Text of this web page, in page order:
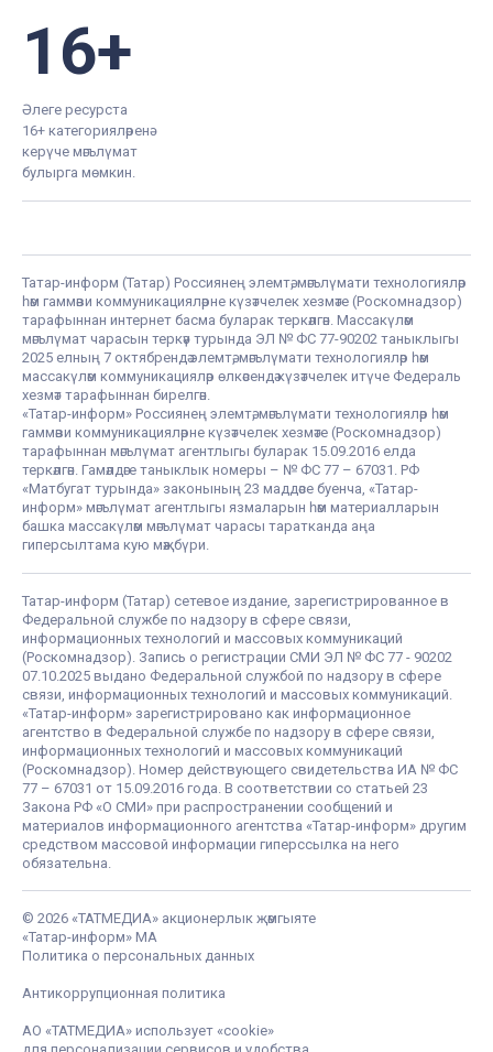
16+
Әлеге ресурста
16+ категорияләренә
керүче мәгълүмат
булырга мөмкин.
Татар-информ (Татар) Россиянең элемтә, мәгълүмати технологияләр
һәм гаммәви коммуникацияләрне күзәтчелек хезмәте (Роскомнадзор)
тарафыннан интернет басма буларак теркәлгән. Массакүләм
мәгълүмат чарасын теркәү турында ЭЛ № ФС 77-90202 таныклыгы
2025 елның 7 октябрендә элемтә, мәгълүмати технологияләр һәм
массакүләм коммуникацияләр өлкәсендә күзәтчелек итүче Федераль
хезмәт тарафыннан бирелгән.
«Татар-информ» Россиянең элемтә, мәгълүмати технологияләр һәм
гаммәви коммуникацияләрне күзәтчелек хезмәте (Роскомнадзор)
тарафыннан мәгълүмат агентлыгы буларак 15.09.2016 елда
теркәлгән. Гамәлдәге таныклык номеры – № ФС 77 – 67031. РФ
«Матбугат турында» законының 23 маддәсе буенча, «Татар-
информ» мәгълүмат агентлыгы язмаларын һәм материалларын
башка массакүләм мәгълүмат чарасы таратканда аңа
гиперсылтама кую мәҗбүри.
Татар-информ (Татар) сетевое издание, зарегистрированное в
Федеральной службе по надзору в сфере связи,
информационных технологий и массовых коммуникаций
(Роскомнадзор). Запись о регистрации СМИ ЭЛ № ФС 77 - 90202
07.10.2025 выдано Федеральной службой по надзору в сфере
связи, информационных технологий и массовых коммуникаций.
«Татар-информ» зарегистрировано как информационное
агентство в Федеральной службе по надзору в сфере связи,
информационных технологий и массовых коммуникаций
(Роскомнадзор). Номер действующего свидетельства ИА № ФС
77 – 67031 от 15.09.2016 года. В соответствии со статьей 23
Закона РФ «О СМИ» при распространении сообщений и
материалов информационного агентства «Татар-информ» другим
средством массовой информации гиперссылка на него
обязательна.
© 2026 «ТАТМЕДИА» акционерлык җәмгыяте
«Татар-информ» МА
Политика о персональных данных
Антикоррупционная политика
АО «ТАТМЕДИА» использует «cookie»